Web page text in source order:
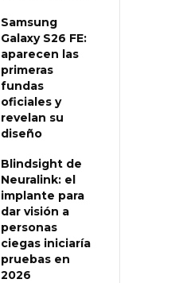
Samsung
Galaxy S26 FE:
aparecen las
primeras
fundas
oficiales y
revelan su
diseño
Blindsight de
Neuralink: el
implante para
dar visión a
personas
ciegas iniciaría
pruebas en
2026